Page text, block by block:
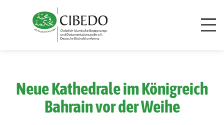
Neue Kathedrale im Königreich
Bahrain vor der Weihe